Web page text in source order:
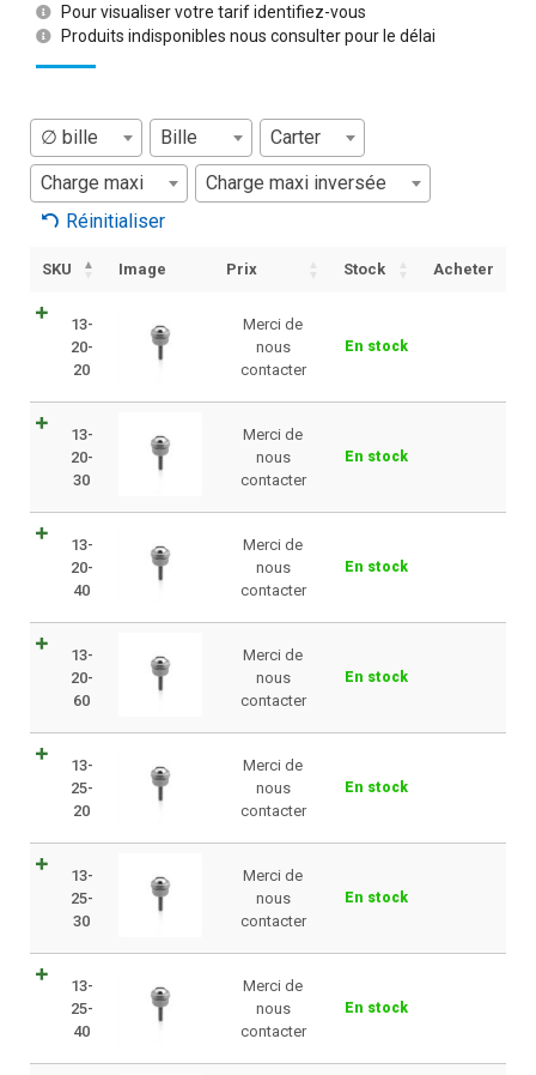
Pour visualiser votre tarif identifiez-vous
Produits indisponibles nous consulter pour le délai
∅ bille Bille
Carter
Charge maxi
Charge maxi inversée
Réinitialiser
SKU Image Prix Stock Acheter
13-
20-
20
Merci de
nous
contacter
En stock
13-
20-
30
Merci de
nous
contacter
En stock
13-
20-
40
Merci de
nous
contacter
En stock
13-
20-
60
Merci de
nous
contacter
En stock
13-
25-
20
Merci de
nous
contacter
En stock
13-
25-
30
Merci de
nous
contacter
En stock
13-
25-
40
Merci de
nous
contacter
En stock